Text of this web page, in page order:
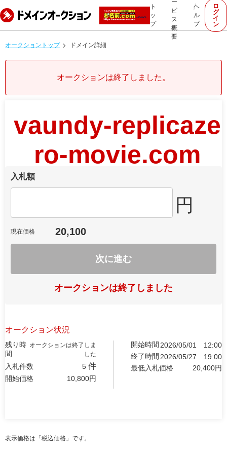
ト
ッ
プ
ー
ビ
ス
概
要
ヘ
ル
プ
ロ
グ
イ
ン
オークショントップ ドメイン詳細
オークションは終了しました。
vaundy-replicaze
ro-movie.com
入札額
円
現在価格 20,100
次に進む
オークションは終了しました
オークション状況
残り時
間
オークションは終了しま
した
入札件数 5 件
開始価格 10,800円
開始時間 2026/05/01
12:00
終了時間 2026/05/27
19:00
最低入札価格
20,400円
表示価格は「税込価格」です。